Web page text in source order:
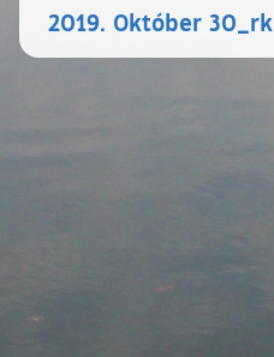
2019. Október 30_rk